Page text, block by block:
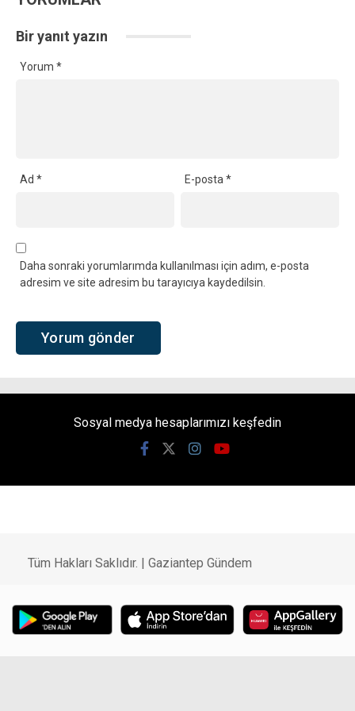
Bir yanıt yazın
Yorum *
Ad * E-posta*
Daha sonraki yorumlarımda kullanılması için adım, e-posta
adresim ve site adresim bu tarayıcıya kaydedilsin.
Sosyal medya hesaplarımızı keşfedin
Tüm Hakları Saklıdır. | Gaziantep Gündem